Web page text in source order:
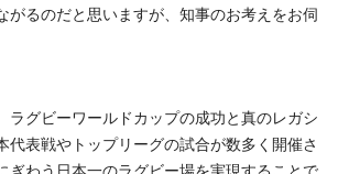
がるのだと思いますが、知事のお考えをお伺
ラグビーワールドカップの成功と真のレガシ
代表戦やトップリーグの試合が数多く開催さ